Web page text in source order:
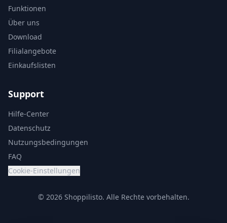
Funktionen
Über uns
Download
Filialangebote
Einkaufslisten
Support
Hilfe-Center
Datenschutz
Nutzungsbedingungen
FAQ
Cookie-Einstellungen
© 2026 Shoppilisto. Alle Rechte vorbehalten.